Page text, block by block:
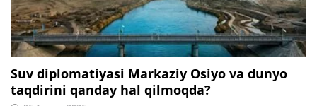
Suv diplomatiyasi Markaziy Osiyo va dunyo
taqdirini qanday hal qilmoqda?